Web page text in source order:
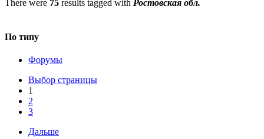
There were 75 results tagged with Ростовская обл.
По типу
Форумы
Выбор страницы
1
2
3
Дальше